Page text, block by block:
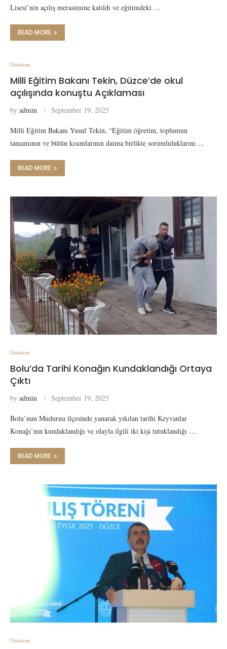
Lisesi’nin açılış merasimine katıldı ve eğitimdeki …
READ MORE
Gündem
Milli Eğitim Bakanı Tekin, Düzce’de okul
açılışında konuştu Açıklaması
by admin September 19, 2025
Milli Eğitim Bakanı Yusuf Tekin, “Eğitim öğretim, toplumun
tamamının ve bütün kısımlarının daima birlikte sorumluluklarını …
READ MORE
Gündem
Bolu’da Tarihi Konağın Kundaklandığı Ortaya
Çıktı
by admin September 19, 2025
Bolu’nun Mudurnu ilçesinde yanarak yıkılan tarihi Keyvanlar
Konağı’nın kundaklandığı ve olayla ilgili iki kişi tutuklandığı …
READ MORE
Gündem